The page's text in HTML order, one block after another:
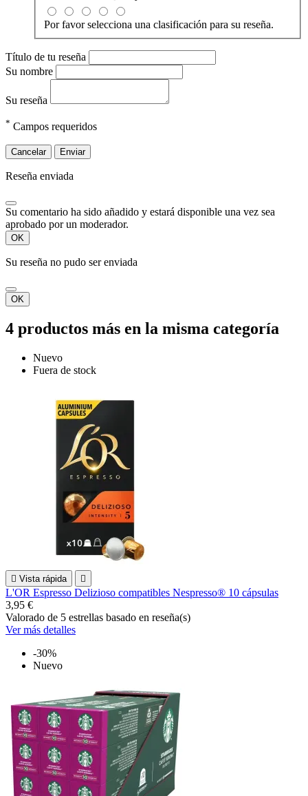
Por favor selecciona una clasificación para su reseña.
Título de tu reseña
Su nombre
Su reseña
* Campos requeridos
Cancelar Enviar
Reseña enviada
Su comentario ha sido añadido y estará disponible una vez sea
aprobado por un moderador.
OK
Su reseña no pudo ser enviada
OK
4 productos más en la misma categoría
Nuevo
Fuera de stock
 Vista rápida 
L'OR Espresso Delizioso compatibles Nespresso® 10 cápsulas
3,95 €
Valorado de 5 estrellas basado en reseña(s)
Ver más detalles
-30%
Nuevo